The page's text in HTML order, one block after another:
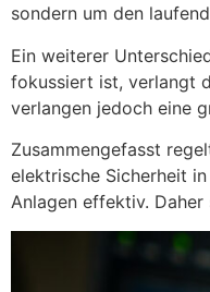
sondern um den
Ein weiterer
fokussiert ist, verlangt
verlangen jedoch eine
Zusammengefasst
elektrische Sicherheit
Anlagen effektiv.